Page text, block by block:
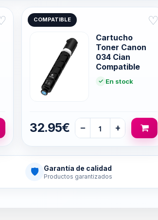
COMPATIBLE ♡
Cartucho
Toner Canon
034 Cian
Compatible
En stock
32.95€ − +
🛡 Garantía de calidad
Productos garantizados